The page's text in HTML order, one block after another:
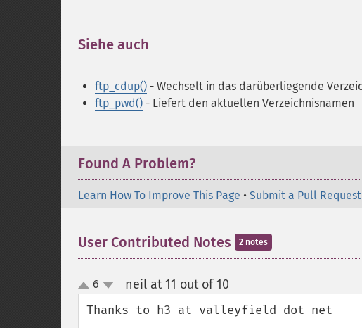
Siehe auch
ftp_cdup() - Wechselt in das darüberliegende
ftp_pwd() - Liefert den aktuellen Verzeichnisnamen
Found A Problem?
Learn How To Improve This Page • Submit a Pull Request
User Contributed Notes 2 notes
up
down
6 neil at 11 out of 10
Thanks to h3 at valleyfield dot net